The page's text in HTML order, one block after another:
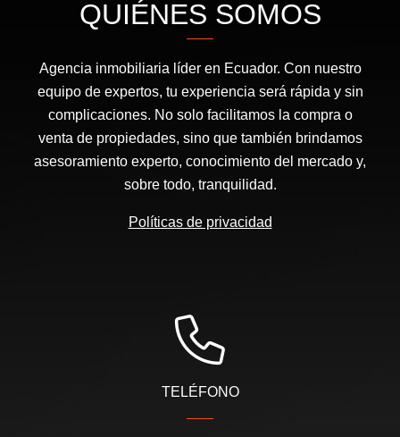
QUIÉNES SOMOS
Agencia inmobiliaria líder en Ecuador. Con nuestro
equipo de expertos, tu experiencia será rápida y sin
complicaciones. No solo facilitamos la compra o
venta de propiedades, sino que también brindamos
asesoramiento experto, conocimiento del mercado y,
sobre todo, tranquilidad.
Políticas de privacidad
TELÉFONO